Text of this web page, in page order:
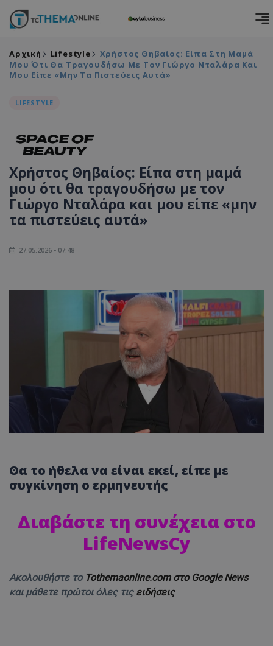
Αρχική Lifestyle
Χρήστος Θηβαίος: Είπα Στη Μαμά
Μου Ότι Θα Τραγουδήσω Με Τον Γιώργο Νταλάρα Και
Μου Είπε «μην Τα Πιστεύεις Αυτά»
LIFESTYLE
Χρήστος Θηβαίος: Είπα στη μαμά
μου ότι θα τραγουδήσω με τον
Γιώργο Νταλάρα και μου είπε «μην
τα πιστεύεις αυτά»
27.05.2026 - 07:48
Θα το ήθελα να είναι εκεί, είπε με
συγκίνηση ο ερμηνευτής
Διαβάστε τη συνέχεια στο
LifeNewsCy
Ακολουθήστε το Tothemaonline.com στο Google News
και μάθετε πρώτοι όλες τις ειδήσεις